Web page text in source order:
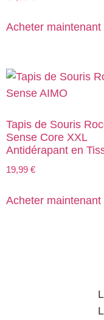
Acheter maintenant
Tapis de Souris
Sense Core XXL
Antidérapant en
19,99 €
Acheter maintenant